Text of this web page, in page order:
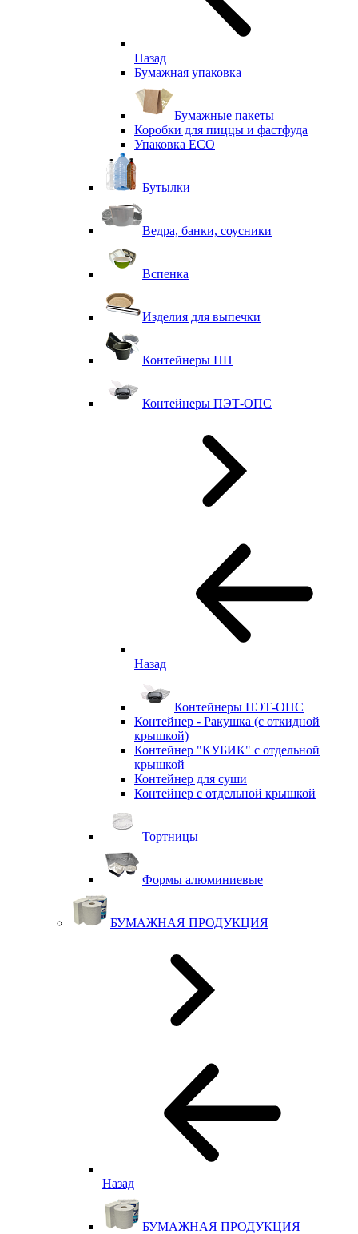
Назад
Бумажная упаковка
Бумажные пакеты
Коробки для пиццы и фастфуда
Упаковка ECO
Бутылки
Ведра, банки, соусники
Вспенка
Изделия для выпечки
Контейнеры ПП
Контейнеры ПЭТ-ОПС
Назад
Контейнеры ПЭТ-ОПС
Контейнер - Ракушка (с откидной
крышкой)
Контейнер "КУБИК" с отдельной
крышкой
Контейнер для суши
Контейнер с отдельной крышкой
Тортницы
Формы алюминиевые
БУМАЖНАЯ ПРОДУКЦИЯ
Назад
БУМАЖНАЯ ПРОДУКЦИЯ